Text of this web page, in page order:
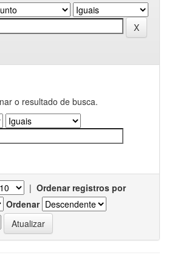
o resultado de busca.
| Ordenar registros por
Ordenar